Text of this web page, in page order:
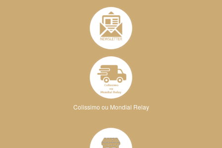
Colissimo ou Mondial Relay